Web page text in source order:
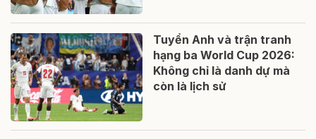
Tuyển Anh và trận tranh
hạng ba World Cup 2026:
Không chỉ là danh dự mà
còn là lịch sử